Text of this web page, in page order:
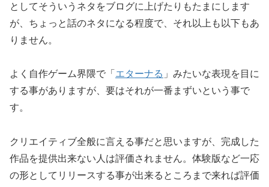
としてそういうネタをブログに上げたりもたまにします
が、ちょっと話のネタになる程度で、それ以上も以下もあ
りません。
よく自作ゲーム界隈で「 エターナる 」みたいな表現を目に
する事がありますが、要はそれが一番まずいという事で
す。
クリエイティブ全般に言える事だと思いますが、完成した
作品を提供出来ない人は評価されません。体験版など一応
の形としてリリースする事が出来るところまで来れば評価